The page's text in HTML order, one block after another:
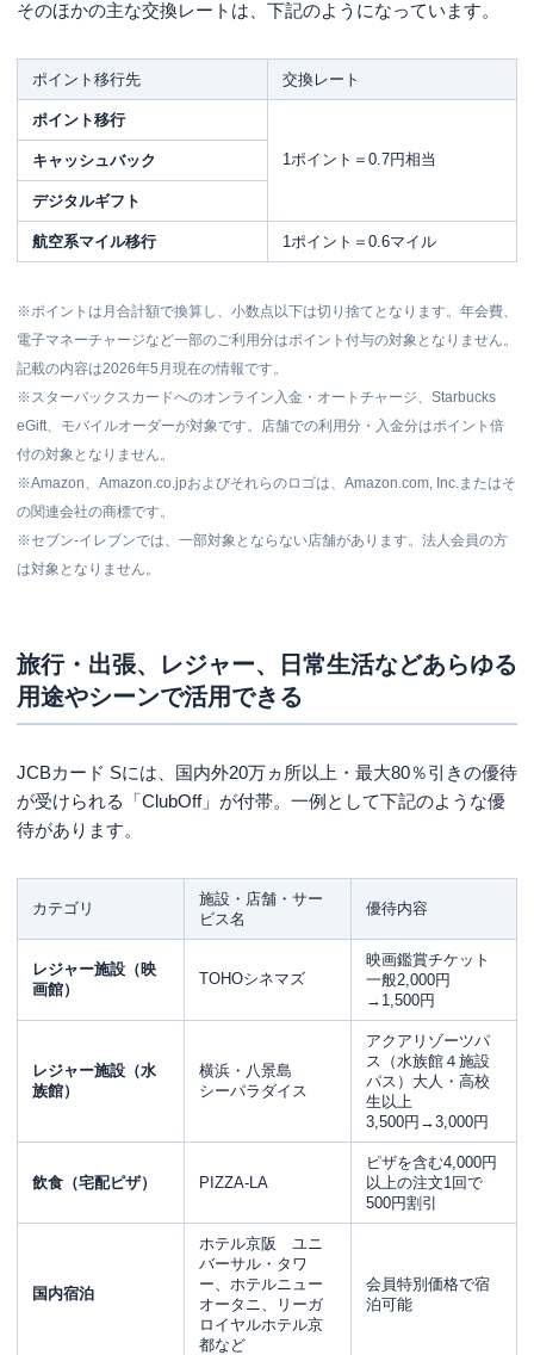
そのほかの主な交換レートは、下記のようになっています。
ポイント移行先 交換レート
ポイント移行
1ポイント＝0.7円相当
キャッシュバック
デジタルギフト
航空系マイル移行 1ポイント＝0.6マイル
※ポイントは月合計額で換算し、小数点以下は切り捨てとなります。年会費、
電子マネーチャージなど一部のご利用分はポイント付与の対象となりません。
記載の内容は2026年5月現在の情報です。
※スターバックスカードへのオンライン入金・オートチャージ、Starbucks
eGift、モバイルオーダーが対象です。店舗での利用分・入金分はポイント倍
付の対象となりません。
※Amazon、Amazon.co.jpおよびそれらのロゴは、Amazon.com, Inc.またはそ
の関連会社の商標です。
※セブン‐イレブンでは、一部対象とならない店舗があります。法人会員の方
は対象となりません。
旅行・出張、レジャー、日常生活などあらゆる
用途やシーンで活用できる
JCBカード Sには、国内外20万ヵ所以上・最大80％引きの優待
が受けられる「ClubOff」が付帯。一例として下記のような優
待があります。
カテゴリ
施設・店舗・サー
ビス名
優待内容
レジャー施設（映
画館）
TOHOシネマズ
映画鑑賞チケット
一般2,000円
→1,500円
レジャー施設（水
族館）
横浜・八景島
シーパラダイス
アクアリゾーツパ
ス（水族館４施設
パス）大人・高校
生以上
3,500円→3,000円
飲食（宅配ピザ） PIZZA-LA
ピザを含む4,000円
以上の注文1回で
500円割引
国内宿泊
ホテル京阪 ユニ
バーサル・タワ
ー、ホテルニュー
オータニ、リーガ
ロイヤルホテル京
都など
会員特別価格で宿
泊可能